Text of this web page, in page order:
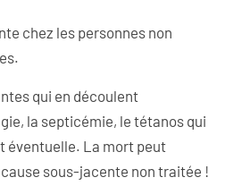
chez les personnes non
qui en découlent
la septicémie, le tétanos qui
éventuelle. La mort peut
sous-jacente non traitée !